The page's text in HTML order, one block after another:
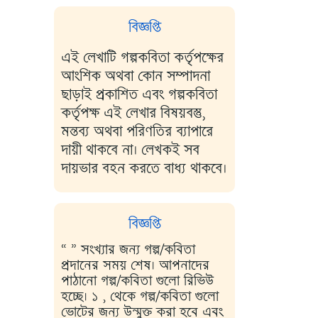
বিজ্ঞপ্তি
এই লেখাটি গল্পকবিতা কর্তৃপক্ষের
আংশিক অথবা কোন সম্পাদনা
ছাড়াই প্রকাশিত এবং গল্পকবিতা
কর্তৃপক্ষ এই লেখার বিষয়বস্তু,
মন্তব্য অথবা পরিণতির ব্যাপারে
দায়ী থাকবে না। লেখকই সব
দায়ভার বহন করতে বাধ্য থাকবে।
বিজ্ঞপ্তি
“ ” সংখ্যার জন্য গল্প/কবিতা
প্রদানের সময় শেষ। আপনাদের
পাঠানো গল্প/কবিতা গুলো রিভিউ
হচ্ছে। ১ , থেকে গল্প/কবিতা গুলো
ভোটের জন্য উন্মুক্ত করা হবে এবং